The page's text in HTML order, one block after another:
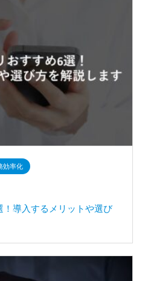
効率化
！導入するメリットや選び